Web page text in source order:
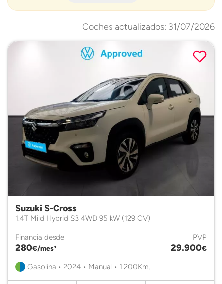
Coches actualizados: 31/07/2026
Suzuki S-Cross
1.4T Mild Hybrid S3 4WD 95 kW (129 CV)
Financia desde
280€/mes*
PVP
29.900€
Gasolina • 2024 • Manual • 1.200Km.